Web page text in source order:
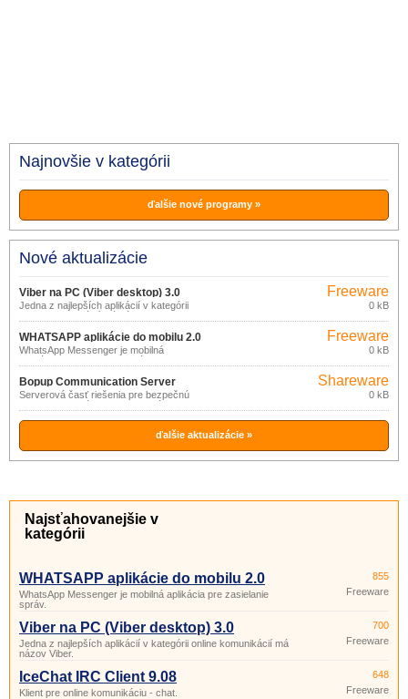
Najnovšie v kategórii
ďalšie nové programy »
Nové aktualizácie
Viber na PC (Viber desktop) 3.0
Jedna z najlepších aplikácií v kategórii
online komunikácií má názov Viber.
Freeware
0 kB
WHATSAPP aplikácie do mobilu 2.0
WhatsApp Messenger je mobilná
aplikácia pre zasielanie správ.
Freeware
0 kB
Bopup Communication Server
4.5.1
Serverová časť riešenia pre bezpečnú
online komunikáciu a transfer súborov vo
firemných sieťach.
Shareware
0 kB
ďalšie aktualizácie »
Najsťahovanejšie v
kategórii
WHATSAPP aplikácie do mobilu 2.0
WhatsApp Messenger je mobilná aplikácia pre zasielanie
správ.
855
Freeware
Viber na PC (Viber desktop) 3.0
Jedna z najlepších aplikácií v kategórii online komunikácií má
názov Viber.
700
Freeware
IceChat IRC Client 9.08
Klient pre online komunikáciu - chat.
648
Freeware